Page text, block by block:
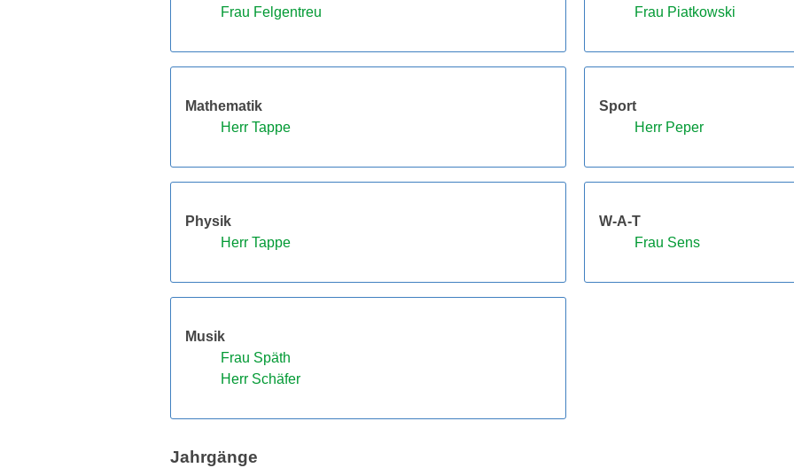
Frau Felgentreu
Frau Piatkowski
Mathematik
Herr Tappe
Sport
Herr Peper
Physik
Herr Tappe
W-A-T
Frau Sens
Musik
Frau Späth
Herr Schäfer
Jahrgänge